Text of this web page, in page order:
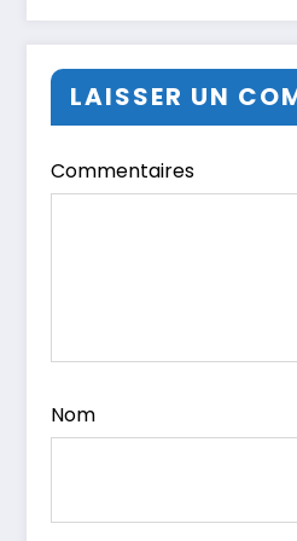
LAISSER UN
Commentaires
Nom